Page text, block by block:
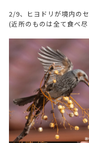
2/9、ヒヨドリが境内の
(近所のものは全て食べ